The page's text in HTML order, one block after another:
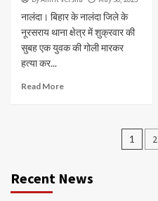
नालंदा। बिहार के नालंदा जिले के
नूरसराय थाना क्षेत्र में शुक्रवार की
सुबह एक युवक की गोली मारकर
हत्या कर...
Read More
Posts
1 2
Recent News